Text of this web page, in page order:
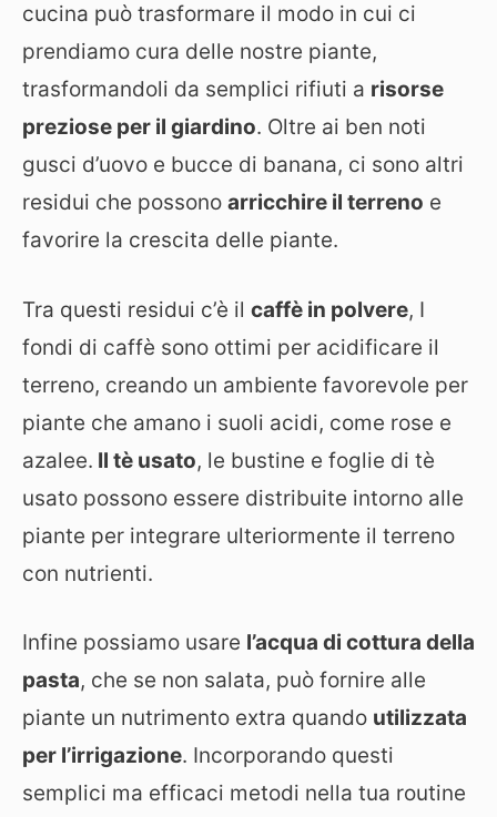
cucina può trasformare il modo in cui ci
prendiamo cura delle nostre piante,
trasformandoli da semplici rifiuti a risorse
preziose per il giardino. Oltre ai ben noti
gusci d’uovo e bucce di banana, ci sono altri
residui che possono arricchire il terreno e
favorire la crescita delle piante.
Tra questi residui c’è il caffè in polvere, I
fondi di caffè sono ottimi per acidificare il
terreno, creando un ambiente favorevole per
piante che amano i suoli acidi, come rose e
azalee. Il tè usato, le bustine e foglie di tè
usato possono essere distribuite intorno alle
piante per integrare ulteriormente il terreno
con nutrienti.
Infine possiamo usare l’acqua di cottura della
pasta, che se non salata, può fornire alle
piante un nutrimento extra quando utilizzata
per l’irrigazione. Incorporando questi
semplici ma efficaci metodi nella tua routine